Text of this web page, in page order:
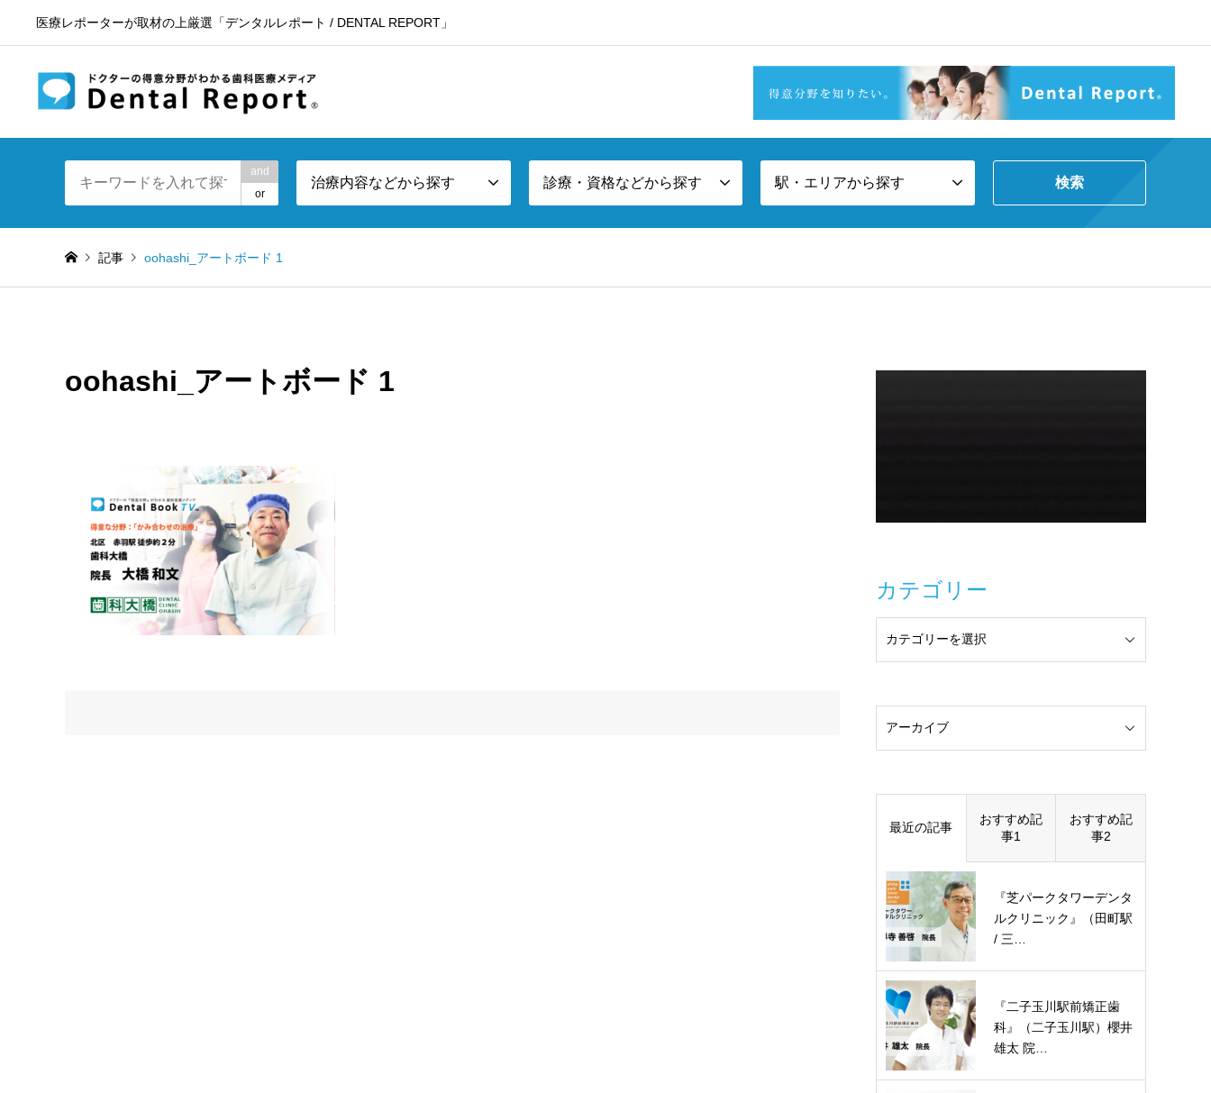
医療レポーターが取材の上厳選「デンタルレポート / DENTAL REPORT」
and
or
治療内容などから探す 診療・資格などから探す 駅・エリアから探す
記事 oohashi_アートボード 1
oohashi_アートボード 1
カテゴリー
最近の記事
おすすめ記
事1
おすすめ記
事2
『芝パークタワーデンタ
ルクリニック』（田町駅
/ 三…
『二子玉川駅前矯正歯
科』（二子玉川駅）櫻井
雄太 院…